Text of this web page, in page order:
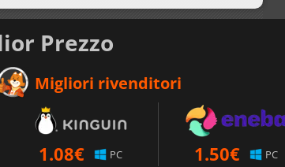
Prezzo
Migliori rivenditori
1.08€ PC 1.50€ PC